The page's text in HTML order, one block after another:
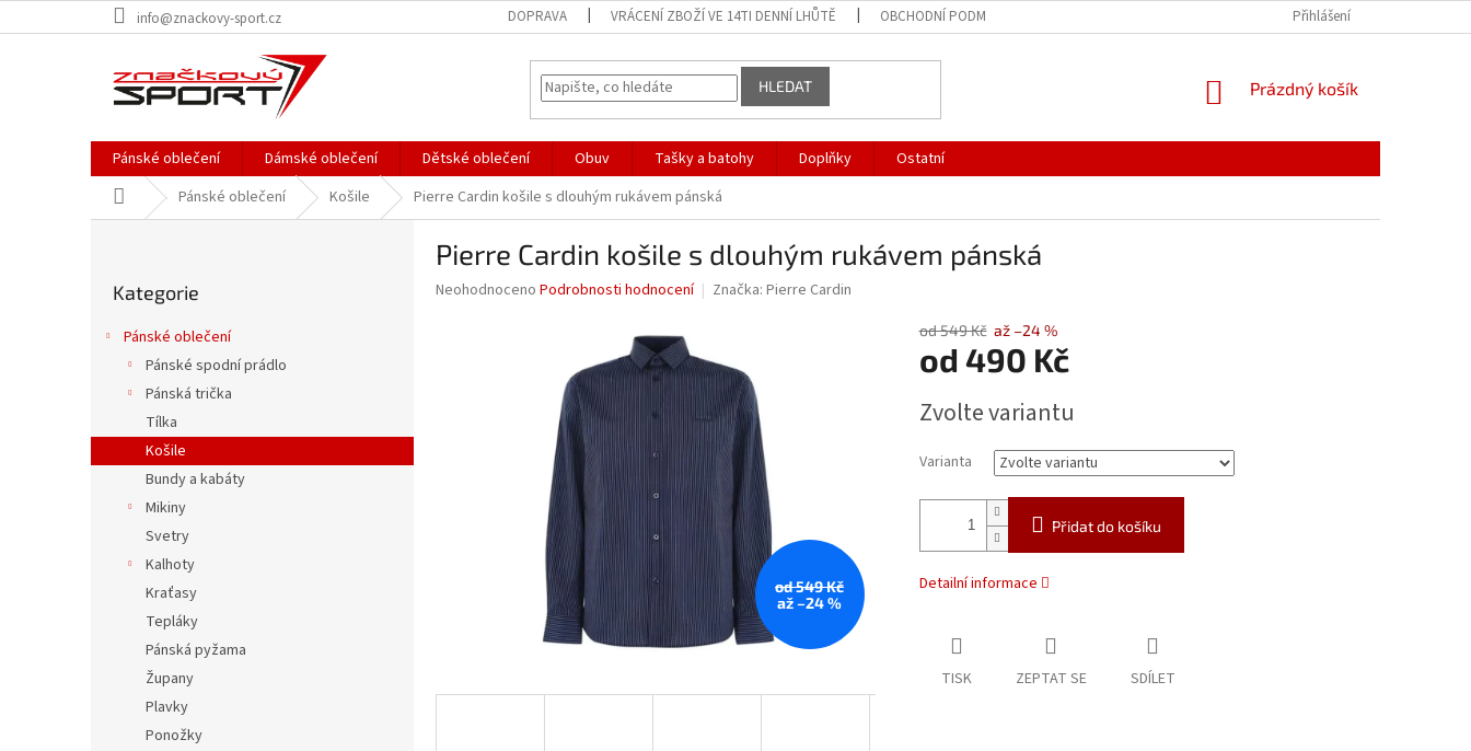
na
info@znackovy-sport.cz DOPRAVA VRÁCENÍ ZBOŽÍ VE 14TI DENNÍ LHŮTĚ OBCHODNÍ PODMÍNKY PODMÍNKY ZPRACOVÁNÍ OSOBNÍCH ÚDAJŮ
Přihlášení
HLEDAT
NÁKUPNÍ
Prázdný košík
Pánské oblečení Dámské oblečení Dětské oblečení Obuv Tašky a batohy Doplňky
Ostatní
Domů Pánské oblečení Košile Pierre Cardin košile s dlouhým rukávem pánská
a
kategorie
Kategorie
Pánské oblečení
Pánské spodní prádlo
Pánská trička
Tílka
Košile
Bundy a kabáty
Mikiny
Svetry
Kalhoty
Kraťasy
Tepláky
Pánská pyžama
Župany
Plavky
Ponožky
Pierre Cardin košile s dlouhým rukávem pánská
Průměrné
Neohodnoceno Podrobnosti hodnocení Značka: Pierre Cardin
od 549 Kč
až –24 %
od 549 Kč až –24 %
od 490 Kč
cena:
Zvolte variantu
Varianta
Přidat do košíku
Detailní informace
TISK ZEPTAT SE SDÍLET